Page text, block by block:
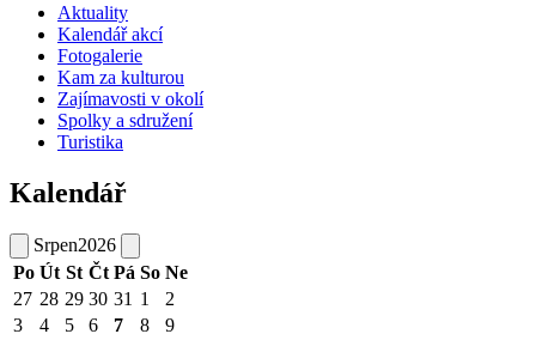
Aktuality
Kalendář akcí
Fotogalerie
Kam za kulturou
Zajímavosti v okolí
Spolky a sdružení
Turistika
Kalendář
Srpen2026
Po Út St Čt Pá So Ne
27 28 29 30 31 1
2
3
4 5 6 7 8
9